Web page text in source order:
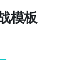
模板